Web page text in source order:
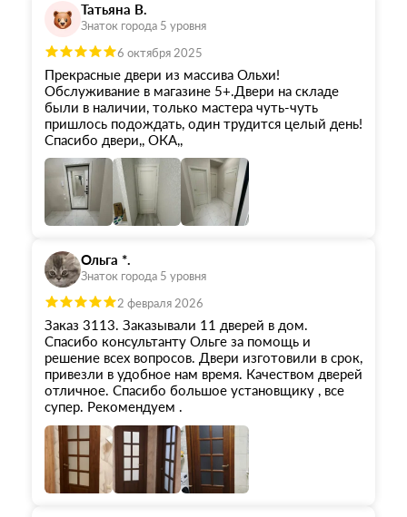
Татьяна В.
Знаток города 5 уровня
6 октября 2025
Прекрасные двери из массива Ольхи!
Обслуживание в магазине 5+.Двери на складе
были в наличии, только мастера чуть-чуть
пришлось подождать, один трудится целый день!
Спасибо двери,, ОКА,,
Ольга *.
Знаток города 5 уровня
2 февраля 2026
Заказ 3113. Заказывали 11 дверей в дом.
Спасибо консультанту Ольге за помощь и
решение всех вопросов. Двери изготовили в срок,
привезли в удобное нам время. Качеством дверей
отличное. Спасибо большое установщику , все
супер. Рекомендуем .